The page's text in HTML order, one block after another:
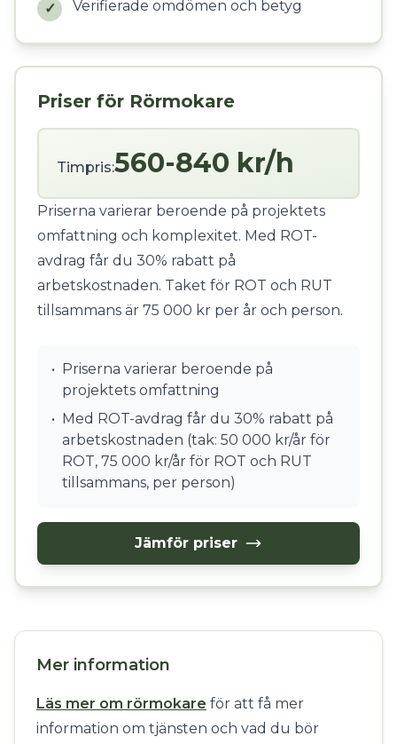
✓ Verifierade omdömen och betyg
Priser för Rörmokare
Timpris:560-840 kr/h
Priserna varierar beroende på projektets
omfattning och komplexitet. Med ROT-
avdrag får du 30% rabatt på
arbetskostnaden. Taket för ROT och RUT
tillsammans är 75 000 kr per år och person.
• Priserna varierar beroende på
projektets omfattning
• Med ROT-avdrag får du 30% rabatt på
arbetskostnaden (tak: 50 000 kr/år för
ROT, 75 000 kr/år för ROT och RUT
tillsammans, per person)
Jämför priser
Mer information
Läs mer om rörmokare för att få mer
information om tjänsten och vad du bör